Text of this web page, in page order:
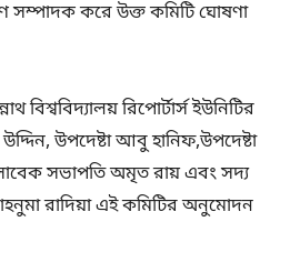
সম্পাদক করে উক্ত কমিটি ঘোষণা
বিশ্ববিদ্যালয় রিপোর্টার্স ইউনিটির
উপদেষ্টা আবু হানিফ,উপদেষ্টা
সভাপতি অমৃত রায় এবং সদ্য
রাদিয়া এই কমিটির অনুমোদন